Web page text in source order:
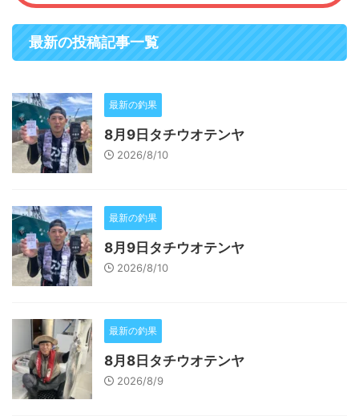
最新の投稿記事一覧
最新の釣果
8月9日タチウオテンヤ
2026/8/10
最新の釣果
8月9日タチウオテンヤ
2026/8/10
最新の釣果
8月8日タチウオテンヤ
2026/8/9